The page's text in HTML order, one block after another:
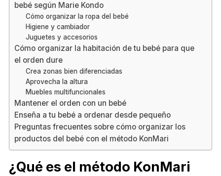
bebé según Marie Kondo
Cómo organizar la ropa del bebé
Higiene y cambiador
Juguetes y accesorios
Cómo organizar la habitación de tu bebé para que
el orden dure
Crea zonas bien diferenciadas
Aprovecha la altura
Muebles multifuncionales
Mantener el orden con un bebé
Enseña a tu bebé a ordenar desde pequeño
Preguntas frecuentes sobre cómo organizar los
productos del bebé con el método KonMari
¿Qué es el método KonMari